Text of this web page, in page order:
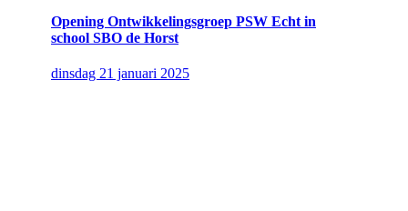
Opening Ontwikkelingsgroep PSW Echt in
school SBO de Horst
dinsdag 21 januari 2025